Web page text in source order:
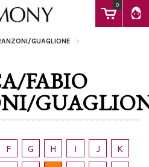
0
GUAGLIONE
FABIO
F G H I J
K